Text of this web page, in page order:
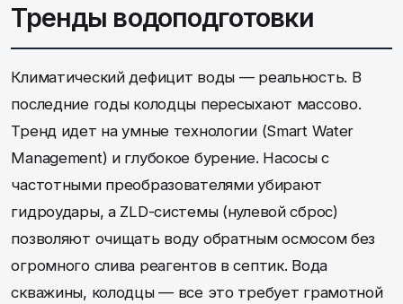
Тренды водоподготовки
Климатический дефицит воды — реальность. В
последние годы колодцы пересыхают массово.
Тренд идет на умные технологии (Smart Water
Management) и глубокое бурение. Насосы с
частотными преобразователями убирают
гидроудары, а ZLD-системы (нулевой сброс)
позволяют очищать воду обратным осмосом без
огромного слива реагентов в септик. Вода
скважины, колодцы — все это требует грамотной